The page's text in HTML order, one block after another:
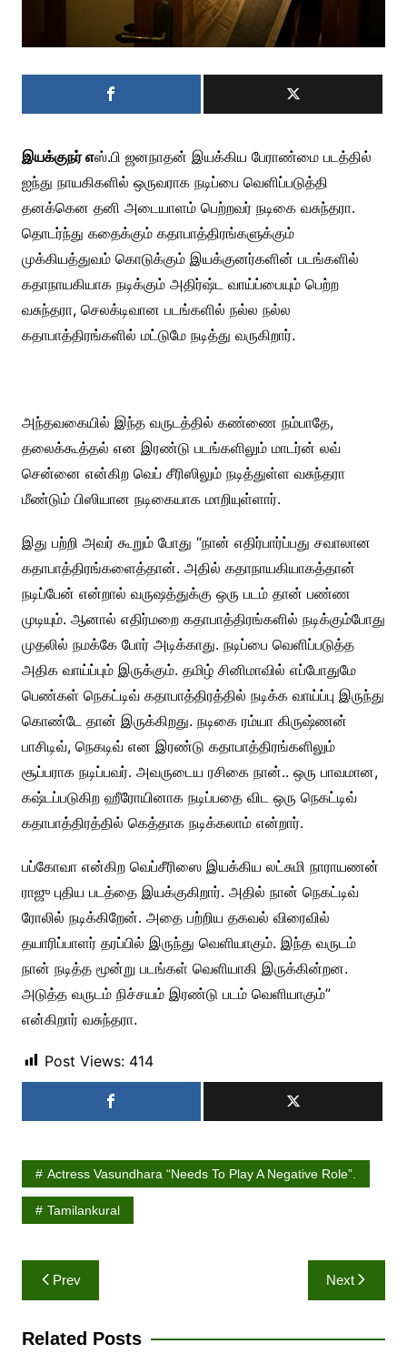
இயக்குநர் எஸ்.பி ஜனநாதன் இயக்கிய பேராண்மை படத்தில்
ஐந்து நாயகிகளில் ஒருவராக நடிப்பை வெளிப்படுத்தி
தனக்கென தனி அடையாளம் பெற்றவர் நடிகை வசுந்தரா.
தொடர்ந்து கதைக்கும் கதாபாத்திரங்களுக்கும்
முக்கியத்துவம் கொடுக்கும் இயக்குனர்களின் படங்களில்
கதாநாயகியாக நடிக்கும் அதிர்ஷ்ட வாய்ப்பையும் பெற்ற
வசுந்தரா, செலக்டிவான படங்களில் நல்ல நல்ல
கதாபாத்திரங்களில் மட்டுமே நடித்து வருகிறார்.
அந்தவகையில் இந்த வருடத்தில் கண்ணை நம்பாதே,
தலைக்கூத்தல் என இரண்டு படங்களிலும் மாடர்ன் லவ்
சென்னை என்கிற வெப் சீரிஸிலும் நடித்துள்ள வசுந்தரா
மீண்டும் பிஸியான நடிகையாக மாறியுள்ளார்.
இது பற்றி அவர் கூறும் போது “நான் எதிர்பார்ப்பது சவாலான
கதாபாத்திரங்களைத்தான். அதில் கதாநாயகியாகத்தான்
நடிப்பேன் என்றால் வருஷத்துக்கு ஒரு படம் தான் பண்ண
முடியும். ஆனால் எதிர்மறை கதாபாத்திரங்களில் நடிக்கும்போது
முதலில் நமக்கே போர் அடிக்காது. நடிப்பை வெளிப்படுத்த
அதிக வாய்ப்பும் இருக்கும். தமிழ் சினிமாவில் எப்போதுமே
பெண்கள் நெகட்டிவ் கதாபாத்திரத்தில் நடிக்க வாய்ப்பு இருந்து
கொண்டே தான் இருக்கிறது. நடிகை ரம்யா கிருஷ்ணன்
பாசிடிவ், நெகடிவ் என இரண்டு கதாபாத்திரங்களிலும்
சூப்பராக நடிப்பவர். அவருடைய ரசிகை நான்.. ஒரு பாவமான,
கஷ்டப்படுகிற ஹீரோயினாக நடிப்பதை விட ஒரு நெகட்டிவ்
கதாபாத்திரத்தில் கெத்தாக நடிக்கலாம் என்றார்.
பப்கோவா என்கிற வெப்சீரிஸை இயக்கிய லட்சுமி நாராயணன்
ராஜு புதிய படத்தை இயக்குகிறார். அதில் நான் நெகட்டிவ்
ரோலில் நடிக்கிறேன். அதை பற்றிய தகவல் விரைவில்
தயாரிப்பாளர் தரப்பில் இருந்து வெளியாகும். இந்த வருடம்
நான் நடித்த மூன்று படங்கள் வெளியாகி இருக்கின்றன.
அடுத்த வருடம் நிச்சயம் இரண்டு படம் வெளியாகும்”
என்கிறார் வசுந்தரா.
Post Views: 414
Actress Vasundhara “needs To Play A Negative Role”.
Tamilankural
Post
navigation
Prev Next
Related Posts